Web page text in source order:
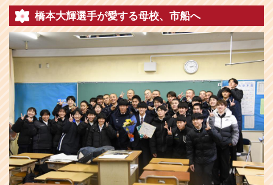
橋本大輝選手が愛する母校、市船へ